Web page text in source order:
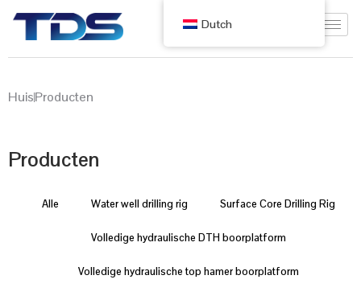
HuisProducten
Producten
Alle Water well drilling rig Surface Core Drilling Rig
Volledige hydraulische DTH boorplatform
Volledige hydraulische top hamer boorplatform
Dutch